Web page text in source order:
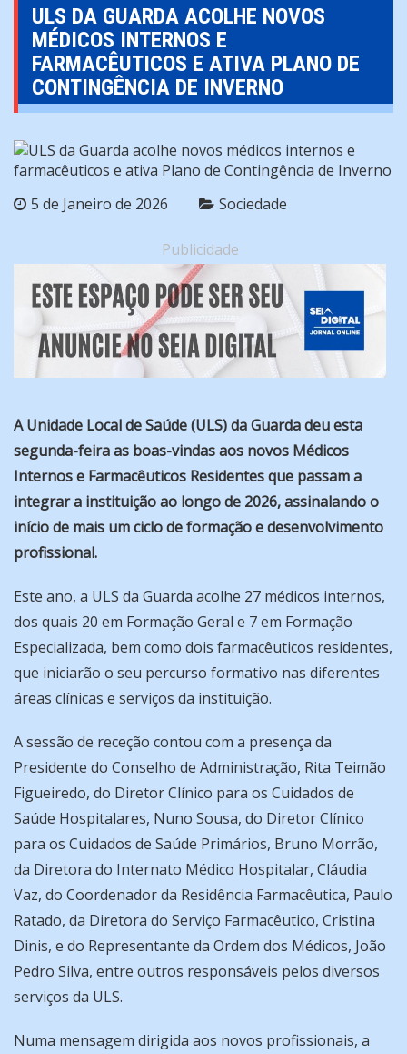
ULS DA GUARDA ACOLHE NOVOS
MÉDICOS INTERNOS E
FARMACÊUTICOS E ATIVA PLANO DE
CONTINGÊNCIA DE INVERNO
5 de Janeiro de 2026 Sociedade
Publicidade
A Unidade Local de Saúde (ULS) da Guarda deu esta
segunda-feira as boas-vindas aos novos Médicos
Internos e Farmacêuticos Residentes que passam a
integrar a instituição ao longo de 2026, assinalando o
início de mais um ciclo de formação e desenvolvimento
profissional.
Este ano, a ULS da Guarda acolhe 27 médicos internos,
dos quais 20 em Formação Geral e 7 em Formação
Especializada, bem como dois farmacêuticos residentes,
que iniciarão o seu percurso formativo nas diferentes
áreas clínicas e serviços da instituição.
A sessão de receção contou com a presença da
Presidente do Conselho de Administração, Rita Teimão
Figueiredo, do Diretor Clínico para os Cuidados de
Saúde Hospitalares, Nuno Sousa, do Diretor Clínico
para os Cuidados de Saúde Primários, Bruno Morrão,
da Diretora do Internato Médico Hospitalar, Cláudia
Vaz, do Coordenador da Residência Farmacêutica, Paulo
Ratado, da Diretora do Serviço Farmacêutico, Cristina
Dinis, e do Representante da Ordem dos Médicos, João
Pedro Silva, entre outros responsáveis pelos diversos
serviços da ULS.
Numa mensagem dirigida aos novos profissionais, a